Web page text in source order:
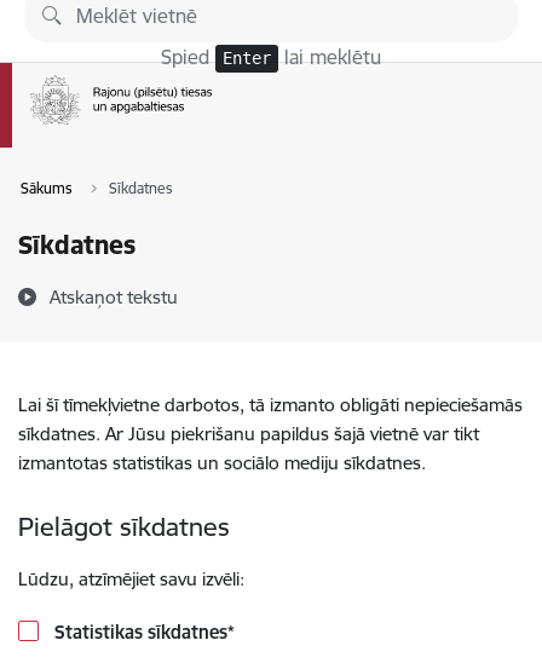
Pāriet uz lapas saturu
Spied Enter lai meklētu
Sākums Sīkdatnes
Sīkdatnes
Atskaņot tekstu
Lai šī tīmekļvietne darbotos, tā izmanto obligāti nepieciešamās
sīkdatnes. Ar Jūsu piekrišanu papildus šajā vietnē var tikt
izmantotas statistikas un sociālo mediju sīkdatnes.
Pielāgot sīkdatnes
Lūdzu, atzīmējiet savu izvēli:
Statistikas sīkdatnes*